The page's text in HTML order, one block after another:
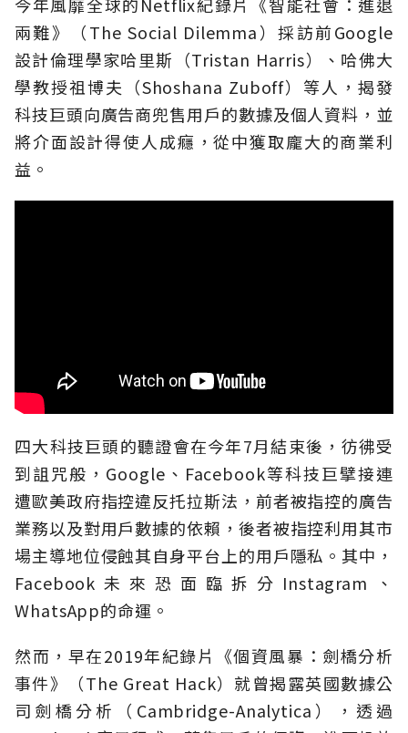
兩難》（The Social Dilemma）採訪前Google
設計倫理學家哈里斯（Tristan Harris）、哈佛大
學教授祖博夫（Shoshana Zuboff）等人，揭發
科技巨頭向廣告商兜售用戶的數據及個人資料，並
將介面設計得使人成癮，從中獲取龐大的商業利
益。
四大科技巨頭的聽證會在今年7月結束後，彷彿受
到詛咒般，Google、Facebook等科技巨擘接連
遭歐美政府指控違反托拉斯法，前者被指控的廣告
業務以及對用戶數據的依賴，後者被指控利用其市
場主導地位侵蝕其自身平台上的用戶隱私。其中，
Facebook未來恐面臨拆分Instagram、
WhatsApp的命運。
然而，早在2019年紀錄片《個資風暴：劍橋分析
事件》（The Great Hack）就曾揭露英國數據公
司劍橋分析（Cambridge-Analytica），透過